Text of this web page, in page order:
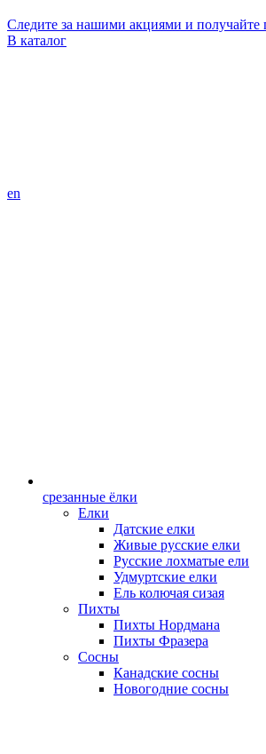
Следите за нашими акциями и получайте
В каталог
en
срезанные ёлки
Елки
Датские елки
Живые русские елки
Русские лохматые ели
Удмуртские елки
Ель колючая сизая
Пихты
Пихты Нордмана
Пихты Фразера
Сосны
Канадские сосны
Новогодние сосны